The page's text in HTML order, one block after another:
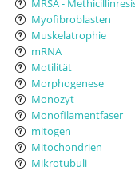
Myofibroblasten
Muskelatrophie
mRNA
Motilität
Morphogenese
Monozyt
Monofilamentfaser
mitogen
Mitochondrien
Mikrotubuli